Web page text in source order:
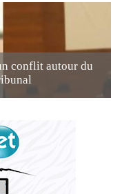
conflit autour du